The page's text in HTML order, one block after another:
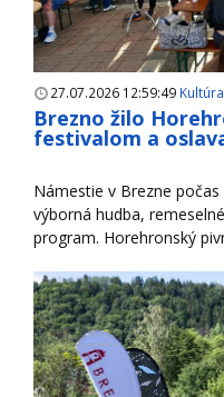
27.07.2026 12:59:49
Brezno žilo
festivalom a
Námestie v Brezne
výborná hudba,
program. Horehronský